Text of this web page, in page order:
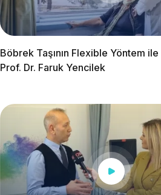
Böbrek Taşının Flexible Yöntem ile
Prof. Dr. Faruk Yencilek